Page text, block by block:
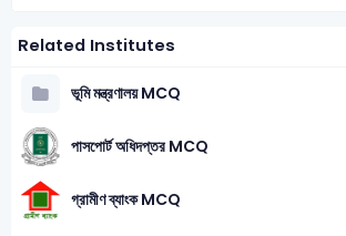
Related Institutes
ভূমি মন্ত্রণালয় MCQ
পাসপোর্ট অধিদপ্তর MCQ
গ্রামীণ ব্যাংক MCQ